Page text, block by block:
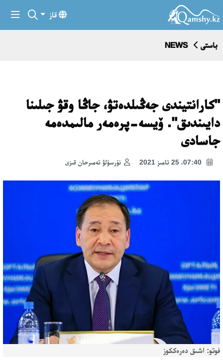
قاز
باستى NEWS
"كارانتيندى جەڭىلدەتۋ، جاڭا وقۋ جىلىنا
دايىندىق". ۆيسە-پرەمەر مالىمدەمە
جاسادى
نۇرسۇلۋ تەمىرحان قىزى
فوتو: اشىق دەرەككوز